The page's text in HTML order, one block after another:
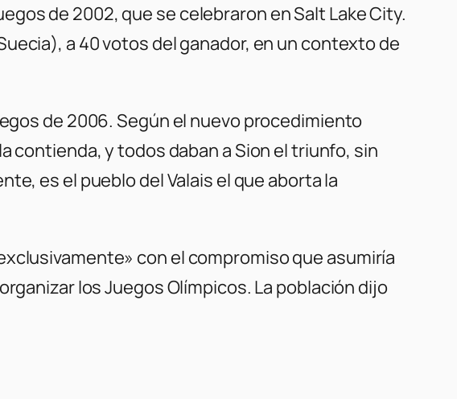
de 2002, que se celebraron en Salt Lake City.
a 40 votos del ganador, en un contexto de
de 2006. Según el nuevo procedimiento
contienda, y todos daban a Sion el triunfo, sin
es el pueblo del Valais el que aborta la
con el compromiso que asumiría
los Juegos Olímpicos. La población dijo